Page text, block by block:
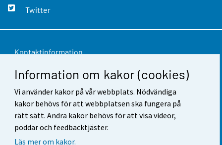
Information om kakor (cookies)
Vi använder kakor på vår webbplats. Nödvändiga
kakor behövs för att webbplatsen ska fungera på
rätt sätt. Andra kakor behövs för att visa videor,
poddar och feedbacktjäster.
Läs mer om kakor.
Twitter
Kontaktinformation
Respons
Användarvillkor
Dataskydd
Tillgänglighet